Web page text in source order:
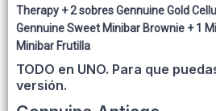
Therapy + 2 sobresGennuine Gold
Gennuine Sweet Minibar Brownie + 1
Minibar Frutilla
TODO en UNO. Para que
versión.